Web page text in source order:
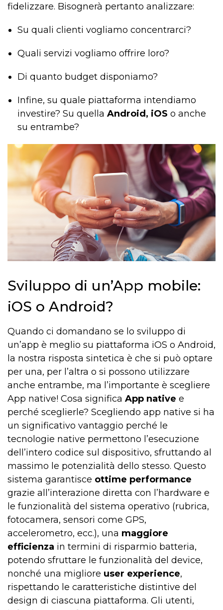
fidelizzare. Bisognerà pertanto analizzare:
Su quali clienti vogliamo concentrarci?
Quali servizi vogliamo offrire loro?
Di quanto budget disponiamo?
Infine, su quale piattaforma intendiamo
investire? Su quella Android, iOS o anche
su entrambe?
Sviluppo di un’App mobile:
iOS o Android?
Quando ci domandano se lo sviluppo di
un’app è meglio su piattaforma iOS o Android,
la nostra risposta sintetica è che si può optare
per una, per l’altra o si possono utilizzare
anche entrambe, ma l’importante è scegliere
App native! Cosa significa App native e
perché sceglierle? Scegliendo app native si ha
un significativo vantaggio perché le
tecnologie native permettono l’esecuzione
dell’intero codice sul dispositivo, sfruttando al
massimo le potenzialità dello stesso. Questo
sistema garantisce ottime performance
grazie all’interazione diretta con l’hardware e
le funzionalità del sistema operativo (rubrica,
fotocamera, sensori come GPS,
accelerometro, ecc.), una maggiore
efficienza in termini di risparmio batteria,
potendo sfruttare le funzionalità del device,
nonché una migliore user experience,
rispettando le caratteristiche distintive del
design di ciascuna piattaforma. Gli utenti,